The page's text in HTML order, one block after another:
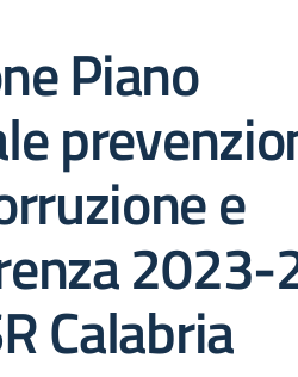
Piano
e
2023-
Calabria